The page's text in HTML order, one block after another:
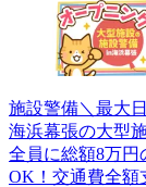
施設警備＼最大
海浜幕張の大型
全員に総額8万円
OK！交通費全額